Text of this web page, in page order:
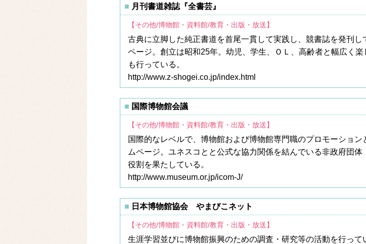
月刊書道雑誌『全書芸』
【その他/博物館・資料館/教育・出版・放送】
古典に立脚した純正書道を首尾一貫して実践し、競書誌を発刊
ページ。創立は昭和25年。幼児、学生、ＯＬ、高齢者と幅広く
も行っている。
http://www.z-shogei.co.jp/index.html
国際博物館会議
【その他/博物館・資料館/教育・出版・放送】
国際的なレベルで、博物館および博物館専門職のプロモーショ
ムページ。ユネスコとと公式な協力関係を結んでいる非政府団
役割を果たしている。
http://www.museum.or.jp/icom-J/
日本博物館協会 やまびこネット
【その他/博物館・資料館/教育・出版・放送】
生涯学習並びに博物館振興のための調査・研究等の活動を行っ